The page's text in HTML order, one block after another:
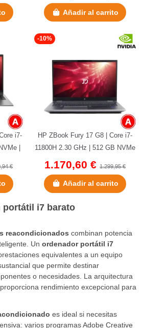
Añadir al carrito
i7-
|
€
-10%
HP ZBook Fury 17 G8 | Core i7-
11800H 2.30 GHz | 512 GB NVMe
| 32 GB DDR4 | 17,3" | RTX...
1.170,60 € 1.299,95 €
Añadir al carrito
portátil i7 barato
reacondicionados combinan potencia
Un ordenador portátil i7
equivalentes a un equipo
que permite destinar
o necesidades. La arquitectura
rendimiento excepcional para
es ideal si necesitas
varios programas Adobe Creative